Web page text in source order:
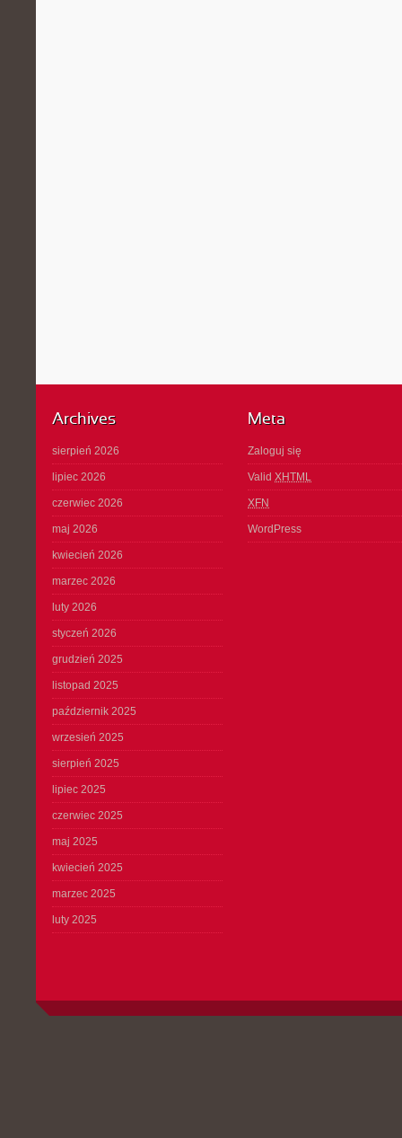
Archives
sierpień 2026
lipiec 2026
czerwiec 2026
maj 2026
kwiecień 2026
marzec 2026
luty 2026
styczeń 2026
grudzień 2025
listopad 2025
październik 2025
wrzesień 2025
sierpień 2025
lipiec 2025
czerwiec 2025
maj 2025
kwiecień 2025
marzec 2025
luty 2025
Meta
Zaloguj się
Valid XHTML
XFN
WordPress